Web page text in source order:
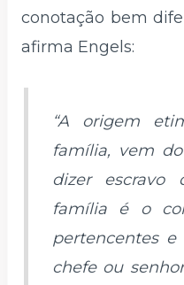
conotação bem
afirma Engels:
“A origem
família, vem
dizer escravo
família é o
pertencentes
chefe ou